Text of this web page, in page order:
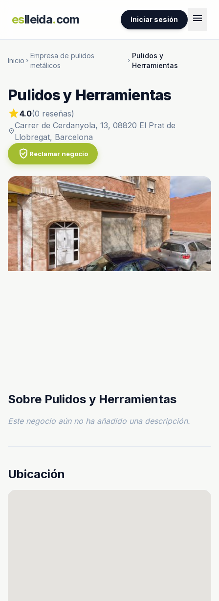
eslleida.com Iniciar sesión menu
Inicio chevron_right
Empresa de pulidos
metálicos
chevron_right
Pulidos y
Herramientas
Pulidos y Herramientas
star4.0(0 reseñas)
location_on
Carrer de Cerdanyola, 13, 08820 El Prat de
Llobregat, Barcelona
verified_user Reclamar negocio
Sobre Pulidos y Herramientas
Este negocio aún no ha añadido una descripción.
Ubicación